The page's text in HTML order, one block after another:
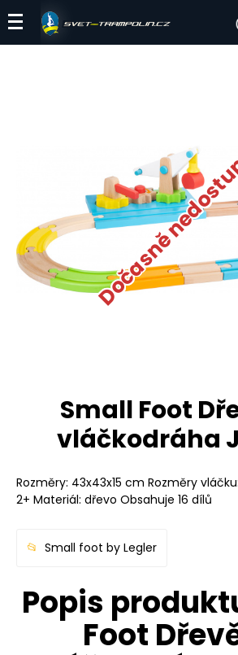
Dočasně
Small Foot
vláčkodráha
Rozměry: 43x43x15 cm Rozměry
2+ Materiál: dřevo Obsahuje 16 dílů
Small foot by Legler
Popis
Foot